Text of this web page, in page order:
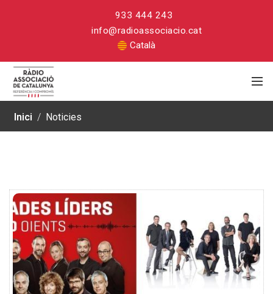
933 444 243
info@radioassociacio.cat
Català
Inici / Noticies